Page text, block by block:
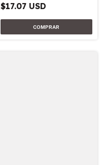
$17.07 USD